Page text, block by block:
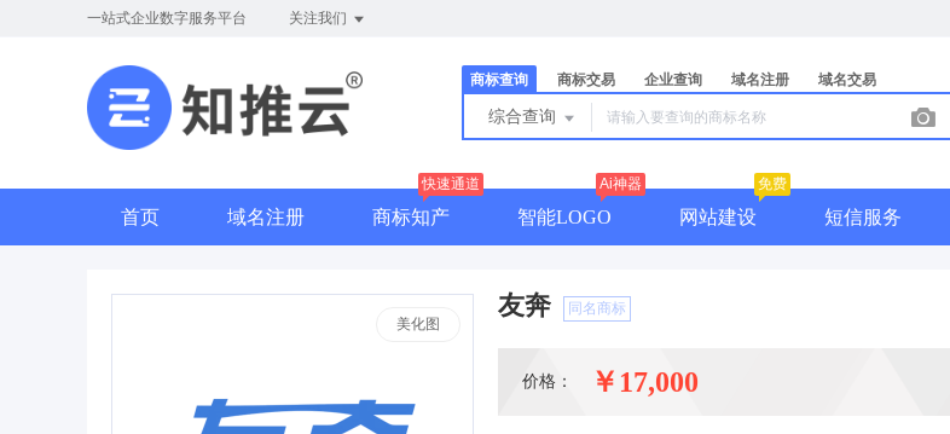
一站式企业数字服务平台 关注我们
商标查询 商标交易 企业查询 域名注册 域名交易
综合查询
首页 域名注册 商标知产
快速通道
智能LOGO
Ai神器
网站建设
免费
短信服务
美化图
友奔 同名商标
价格： ￥17,000